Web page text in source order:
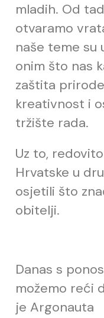
mladih. Od
otvaramo
naše teme su
onim što nas
zaštita
kreativnost i
tržište rada.
Uz to,
Hrvatske u
osjetili što
obitelji.
Danas s
možemo reći
je Argonauta